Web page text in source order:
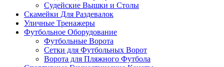
Судейские Вышки и Столы
Скамейки Для Раздевалок
Уличные Тренажеры
Футбольное Оборудование
Футбольные Ворота
Сетки для Футбольных Ворот
Ворота для Пляжного Футбола